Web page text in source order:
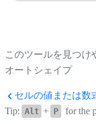
このツールを見つけ
オートシェイプ
セルの値または数
Tip: Alt + P for the